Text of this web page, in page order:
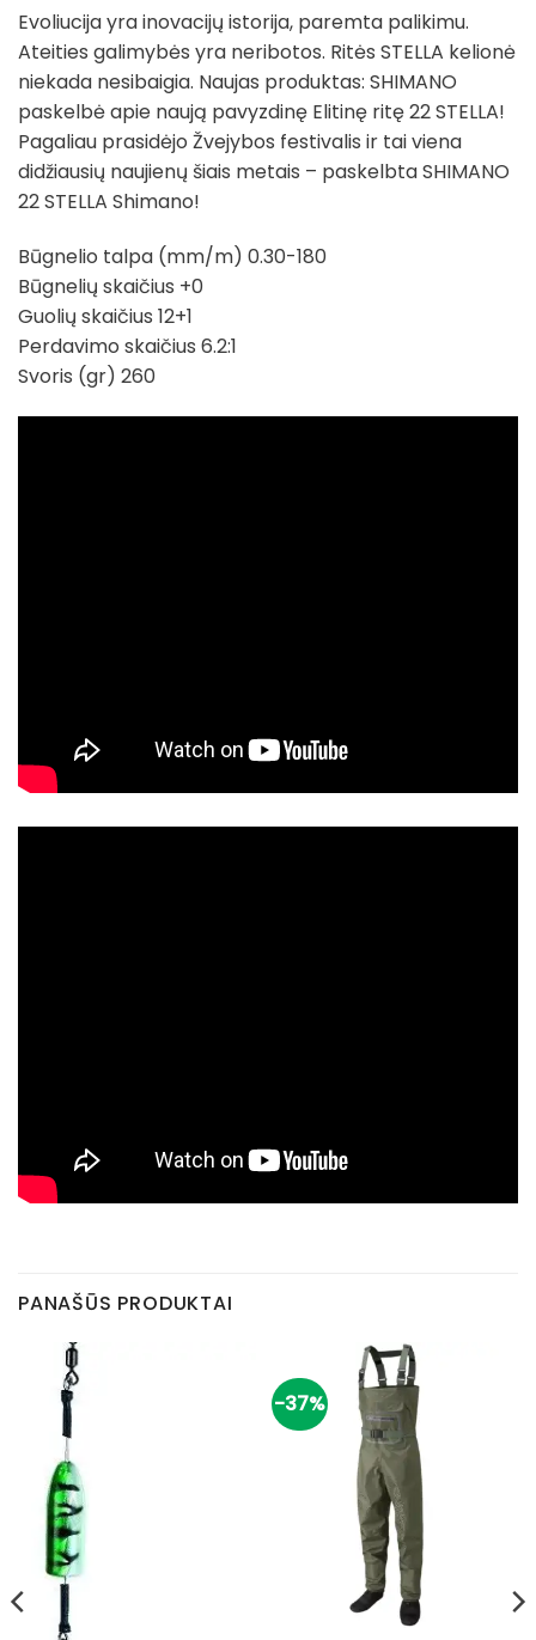
Evoliucija yra inovacijų istorija, paremta palikimu.
Ateities galimybės yra neribotos. Ritės STELLA kelionė
niekada nesibaigia. Naujas produktas: SHIMANO
paskelbė apie naują pavyzdinę Elitinę ritę 22 STELLA!
Pagaliau prasidėjo Žvejybos festivalis ir tai viena
didžiausių naujienų šiais metais – paskelbta SHIMANO
22 STELLA Shimano!
Būgnelio talpa (mm/m) 0.30-180
Būgnelių skaičius +0
Guolių skaičius 12+1
Perdavimo skaičius 6.2:1
Svoris (gr) 260
PANAŠŪS PRODUKTAI
-37%